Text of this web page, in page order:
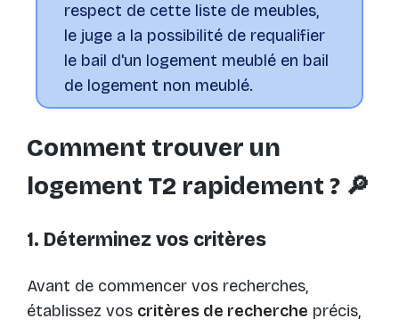
respect de cette liste de meubles,
le juge a la possibilité de requalifier
le bail d'un logement meublé en bail
de logement non meublé.
Comment trouver un
logement T2 rapidement ? 🔎
1. Déterminez vos critères
Avant de commencer vos recherches,
établissez vos critères de recherche précis,